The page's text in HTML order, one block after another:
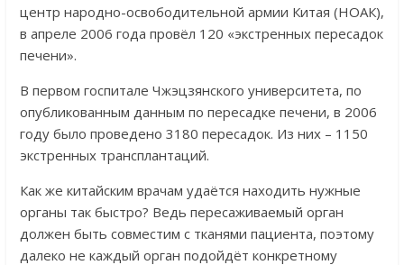
центр народно-освободительной армии Китая (НОАК),
в апреле 2006 года провёл 120 «экстренных пересадок
печени».
В первом госпитале Чжэцзянского университета, по
опубликованным данным по пересадке печени, в 2006
году было проведено 3180 пересадок. Из них – 1150
экстренных трансплантаций.
Как же китайским врачам удаётся находить нужные
органы так быстро? Ведь пересаживаемый орган
должен быть совместим с тканями пациента, поэтому
далеко не каждый орган подойдёт конкретному